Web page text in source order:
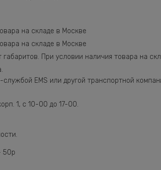
на складе в Москве
на складе в Москве
При условии наличия товара на
EMS или другой транспортной
1, с 10-00 до 17-00.
50р